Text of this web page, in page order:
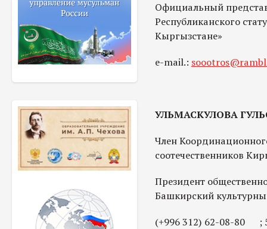
Официальный
Республиканского
Кыргызстане»
e-mail.:
УЛЬМАСКУЛОВА
Член
соотечественников
Президент
Башкирский
(+996 312) 62-08-80 ;